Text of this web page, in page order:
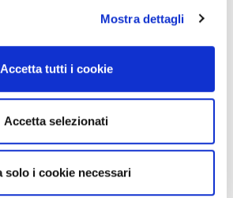
Mostra dettagli
Accetta tutti i cookie
Accetta selezionati
solo i cookie necessari